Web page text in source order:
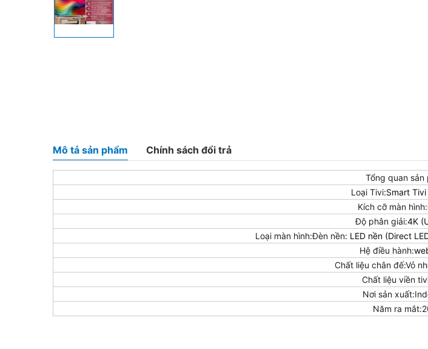
Mô tả sản phẩm Chính sách đổi trả
Tổng quan sản
Loại Tivi:Smart
Kích cỡ màn
Độ phân giải:4K
Loại màn hình:Đèn nền: LED nền (Direct
Hệ điều hành:
Chất liệu chân đế:Vỏ
Chất liệu viền
Nơi sản
Năm ra